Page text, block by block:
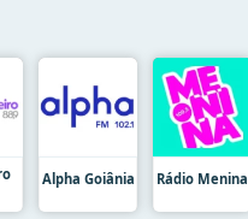
Alpha Goiânia Rádio Menina